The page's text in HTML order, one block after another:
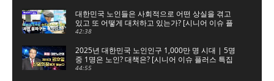
대한민국 노인들은 사회적으로 어떤 상실을 겪고
있고 또 어떻게 대처하고 있는가? [시니어 이슈 플
러스 5회]
42:38
2025년 대한민국 노인인구 1,000만 명 시대 | 5명
중 1명은 노인? 대책은? [시니어 이슈 플러스 특집
대한노인회]
44:55